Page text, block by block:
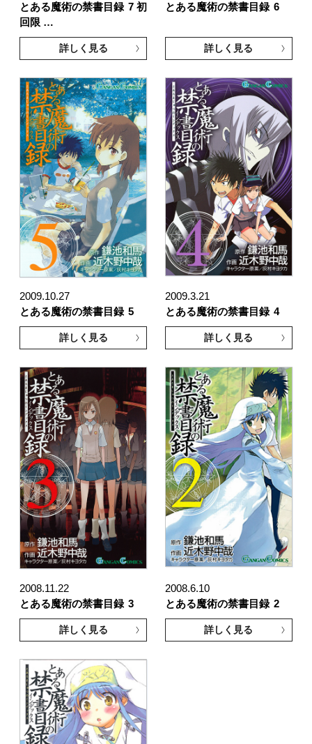
とある魔術の禁書目録 7 初
回限 …
詳しく見る
とある魔術の禁書目録 6
詳しく見る
2009.10.27
とある魔術の禁書目録 5
詳しく見る
2009.3.21
とある魔術の禁書目録 4
詳しく見る
2008.11.22
とある魔術の禁書目録 3
詳しく見る
2008.6.10
とある魔術の禁書目録 2
詳しく見る